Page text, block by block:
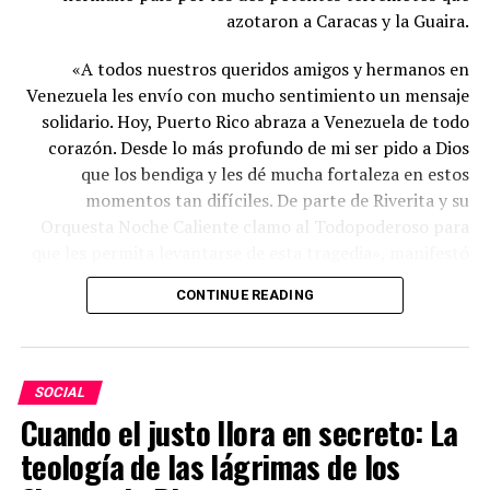
azotaron a Caracas y la Guaira.
«A todos nuestros queridos amigos y hermanos en
Venezuela les envío con mucho sentimiento un mensaje
solidario. Hoy, Puerto Rico abraza a Venezuela de todo
corazón. Desde lo más profundo de mi ser pido a Dios
que los bendiga y les dé mucha fortaleza en estos
momentos tan difíciles. De parte de Riverita y su
Orquesta Noche Caliente clamo al Todopoderoso para
el artista puertorriqueño.
Danni Rivera Jr., Héctor Rivera, Riverita, director de la Orquesta
En su mensaje, Riverita destacó la templanza y la fuerza
de los venezolanos en los momentos que están viviendo.
«Ustedes no están solos, el pueblo puertorriqueño los
CONTINUE READING
SOCIAL
Cuando el justo llora en secreto: La
teología de las lágrimas de los